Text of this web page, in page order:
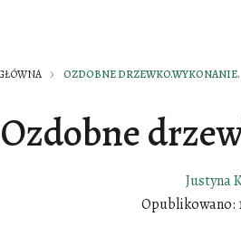
OZDOBNE DRZEWKO.WYKONANIE.
Ozdobne
Justyna
Opublikowano: